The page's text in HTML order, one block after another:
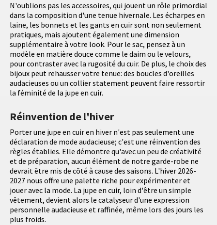
N'oublions pas les accessoires, qui jouent un rôle primordial
dans la composition d'une tenue hivernale. Les écharpes en
laine, les bonnets et les gants en cuir sont non seulement
pratiques, mais ajoutent également une dimension
supplémentaire à votre look. Pour le sac, pensez à un
modèle en matière douce comme le daim ou le velours,
pour contraster avec la rugosité du cuir. De plus, le choix des
bijoux peut rehausser votre tenue: des boucles d'oreilles
audacieuses ou un collier statement peuvent faire ressortir
la féminité de la jupe en cuir.
Réinvention de l'hiver
Porter une jupe en cuir en hiver n'est pas seulement une
déclaration de mode audacieuse; c'est une réinvention des
règles établies. Elle démontre qu'avec un peu de créativité
et de préparation, aucun élément de notre garde-robe ne
devrait être mis de côté à cause des saisons. L'hiver 2026-
2027 nous offre une palette riche pour expérimenter et
jouer avec la mode. La jupe en cuir, loin d'être un simple
vêtement, devient alors le catalyseur d'une expression
personnelle audacieuse et raffinée, même lors des jours les
plus froids.